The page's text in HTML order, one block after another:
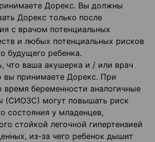
Дорекс. Вы должны
Дорекс только после
с врачом потенциальных
и любых потенциальных рисков
будущего ребенка.
что ваша акушерка и / или врач
вы принимаете Дорекс. При
время беременности аналогичные
(СИОЗС) могут повышать риск
состояния у младенцев,
стойкой легочной гипертензией
из-за чего ребенок дышит